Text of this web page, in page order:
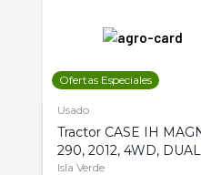
Ofertas Especiales
Usado
Tractor CASE IH
290, 2012, 4WD, DUAL
Isla Verde